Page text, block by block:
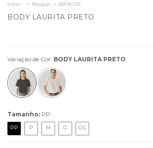
Início > Roupas > BÁSICOS
BODY LAURITA PRETO
Variação de Cor: BODY LAURITA PRETO
Tamanho: PP
PP P M G GG